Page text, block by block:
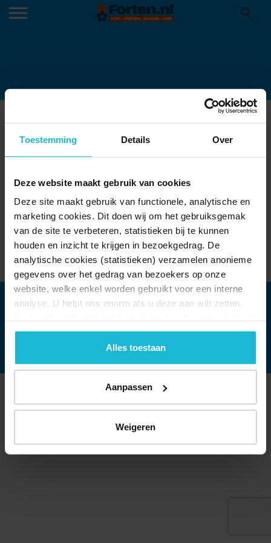
Toestemming Details Over
Deze website maakt gebruik van cookies
Deze site maakt gebruik van functionele, analytische en
marketing cookies. Dit doen wij om het gebruiksgemak
van de site te verbeteren, statistieken bij te kunnen
houden en inzicht te krijgen in bezoekgedrag. De
analytische cookies (statistieken) verzamelen anonieme
gegevens over het gedrag van bezoekers op onze
website, welke enkel worden gebruikt voor een interne
analyse. U helpt ons enorm als u deze aan wilt zetten.
geen commerciële doelstelling. U kunt deze cookies via
de knoppen accepteren, beheren of weigeren.
Alles toestaan
Aanpassen
Weigeren
LINIEBREED-ZOMERCAMPAGNE-
2022-15S
© 2026 Stichting Forten Nederland
Over ons
Doneer nu Disclaimer
Contact
Forten.nl wordt ondersteund door de